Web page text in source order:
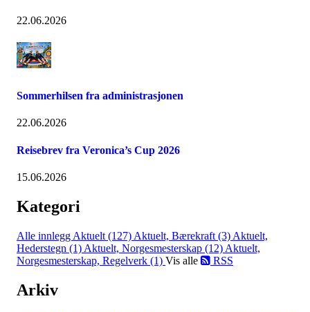
22.06.2026
Sommerhilsen fra administrasjonen
22.06.2026
Reisebrev fra Veronica’s Cup 2026
15.06.2026
Kategori
Alle innlegg Aktuelt (127) Aktuelt, Bærekraft (3) Aktuelt,
Hederstegn (1) Aktuelt, Norgesmesterskap (12) Aktuelt,
Norgesmesterskap, Regelverk (1) Vis alle RSS
Arkiv